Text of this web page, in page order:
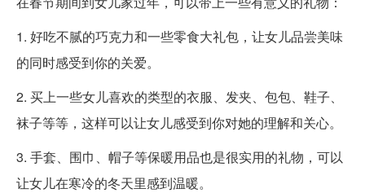
1. 好吃不腻的巧克力和一些零食大礼包，让女儿品尝美味
的同时感受到你的关爱。
2. 买上一些女儿喜欢的类型的衣服、发夹、包包、鞋子、
袜子等等，这样可以让女儿感受到你对她的理解和关心。
3. 手套、围巾、帽子等保暖用品也是很实用的礼物，可以
让女儿在寒冷的冬天里感到温暖。